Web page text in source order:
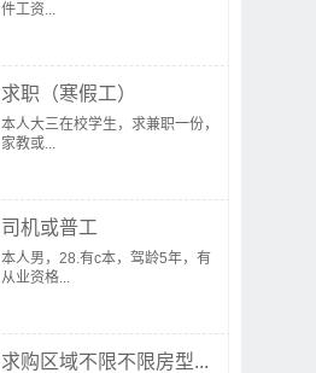
件工资...
求职（寒假工）
本人大三在校学生，求兼职一份，
家教或...
司机或普工
本人男，28.有c本，驾龄5年，有
从业资格...
求购区域不限不限房型...